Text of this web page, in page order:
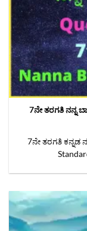
7ನೇ ತರಗತಿ ನನ್ನ
7ನೇ ತರಗತಿ ಕನ್ನಡ